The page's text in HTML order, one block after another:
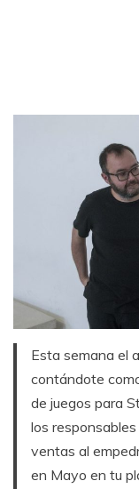
Esta semana el
contándote
de juegos para
los
ventas al
en Mayo en tu